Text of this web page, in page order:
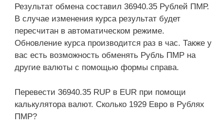
Результат обмена составил 36940.35 Рублей ПМР.
В случае изменения курса результат будет
пересчитан в автоматическом режиме.
Обновление курса производится раз в час. Также у
вас есть возможность обменять Рубль ПМР на
другие валюты с помощью формы справа.
Перевести 36940.35 RUP в EUR при помощи
калькулятора валют. Сколько 1929 Евро в Рублях
ПМР?